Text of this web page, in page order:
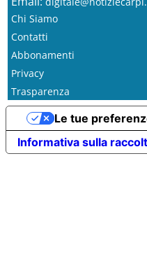
Chi Siamo
Contatti
Abbonamenti
Privacy
Trasparenza
Informativa sulla
Le tue